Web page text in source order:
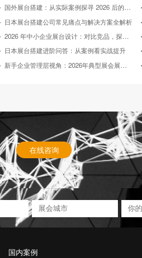
国外展台搭建：从实际案例探寻 2026 后的趋势方向
日本展台搭建公司常见痛点与解决方案全解析
2026 年中小企业展台设计：对比竞品，探寻高性价比之路
日本展台搭建进阶问答：从案例看实战提升
新手企业管理层视角：2026年典型展会展台搭建案例深度剖析
在线咨询
国内案例